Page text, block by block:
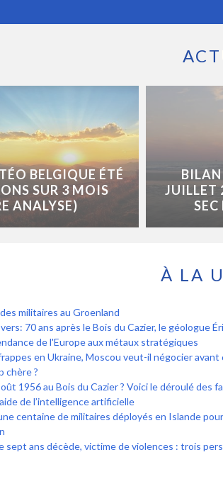
BELGIQUE ÉTÉ
SUR 3 MOIS
ANALYSE)
JUILLET
SEC
À LA
militaires au Groenland
70 ans après le Bois du Cazier, le géologue
de l'Europe aux métaux stratégiques
en Ukraine, Moscou veut-il négocier avant
chère ?
1956 au Bois du Cazier ? Voici le déroulé des
de l’intelligence artificielle
centaine de militaires déployés en Islande pour
sept ans décède, victime de violences : trois